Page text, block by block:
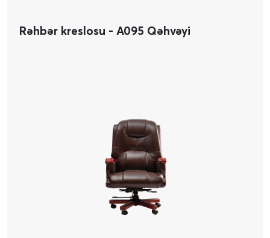
Rəhbər kreslosu - A095 Qəhvəyi